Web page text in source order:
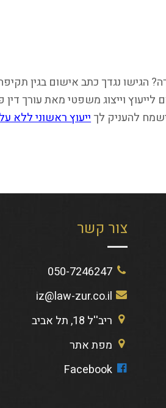
הגישו נגדך כתב אישום בגין
וייצוג משפטי מאת עורך דין
להעניק לךייעוץ ראשוני ללא
צור קשר
050-7246247
iz@law-zur.co.il
ריב''ל 18, תל אביב
מפת אתר
Facebook